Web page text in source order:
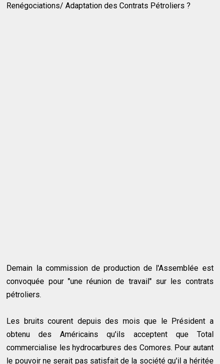
Renégociations/ Adaptation des Contrats Pétroliers ?
Demain la commission de production de l'Assemblée est
convoquée pour "une réunion de travail" sur les contrats
pétroliers.
Les bruits courent depuis des mois que le Président a
obtenu des Américains qu'ils acceptent que Total
commercialise les hydrocarbures des Comores. Pour autant
le pouvoir ne serait pas satisfait de la société qu'il a héritée